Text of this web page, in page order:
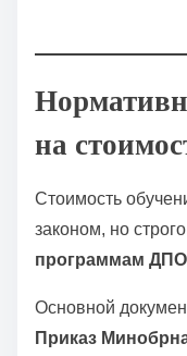
на
Стоимость
законом, но
программам ДПО
Основной
Приказ